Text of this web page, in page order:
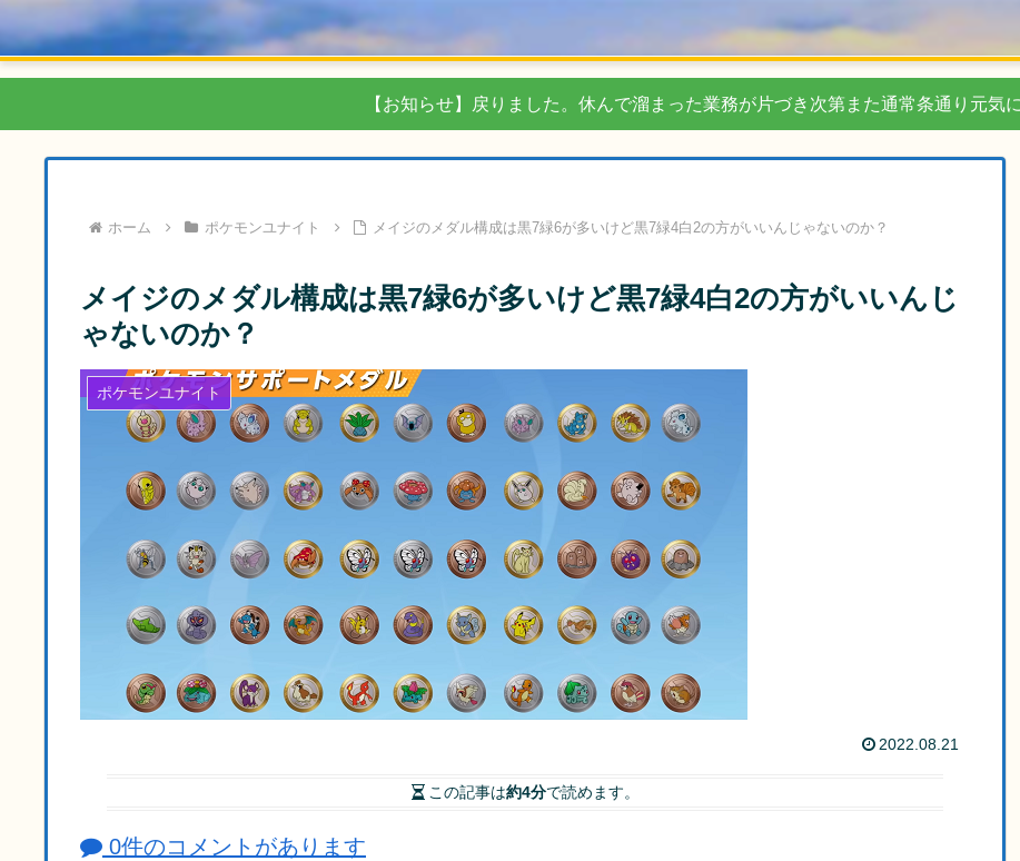
【お知らせ】戻りました。休んで溜まった業務が片づき次第また通常条通り元気
ホーム ポケモンユナイト メイジのメダル構成は黒7緑6が多いけど黒7緑4白2の方がいいんじゃないのか？
メイジのメダル構成は黒7緑6が多いけど黒7緑4白2の方がいいんじ
ゃないのか？
ポケモンユナイト
2022.08.21
この記事は約4分で読めます。
0件のコメントがあります